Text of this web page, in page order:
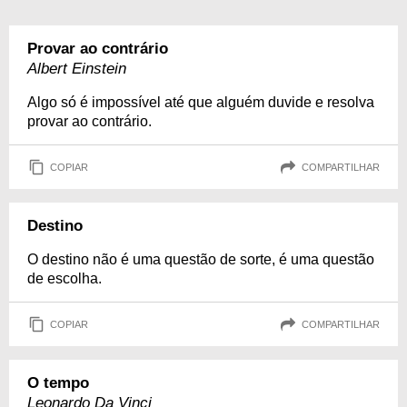
Provar ao contrário
Albert Einstein
Algo só é impossível até que alguém duvide e resolva
provar ao contrário.
COPIAR COMPARTILHAR
Destino
O destino não é uma questão de sorte, é uma questão
de escolha.
COPIAR COMPARTILHAR
O tempo
Leonardo Da Vinci